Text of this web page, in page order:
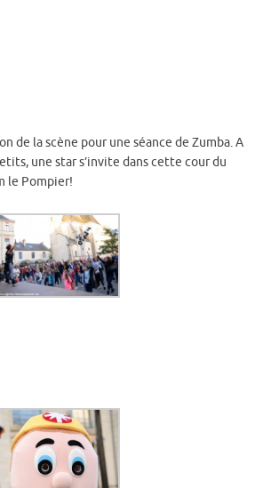
de la scène pour une séance de Zumba. A
une star s’invite dans cette cour du
le Pompier!